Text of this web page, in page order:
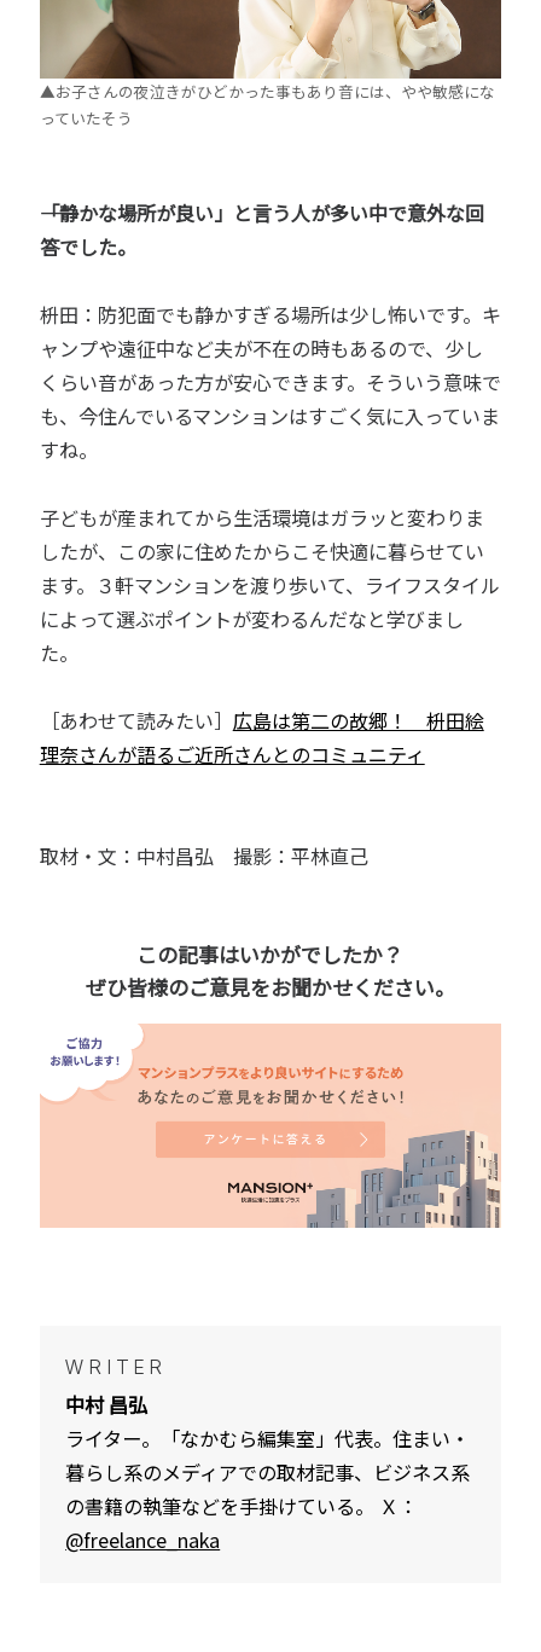
▲お子さんの夜泣きがひどかった事もあり音には、やや敏感にな
っていたそう
――「静かな場所が良い」と言う人が多い中で意外な回
答でした。
枡田：防犯面でも静かすぎる場所は少し怖いです。キ
ャンプや遠征中など夫が不在の時もあるので、少し
くらい音があった方が安心できます。そういう意味で
も、今住んでいるマンションはすごく気に入っていま
すね。
子どもが産まれてから生活環境はガラッと変わりま
したが、この家に住めたからこそ快適に暮らせてい
ます。３軒マンションを渡り歩いて、ライフスタイル
によって選ぶポイントが変わるんだなと学びまし
た。
［あわせて読みたい］ 広島は第二の故郷！ 枡田絵
理奈さんが語るご近所さんとのコミュニティ
取材・文：中村昌弘 撮影：平林直己
この記事はいかがでしたか？
ぜひ皆様のご意見をお聞かせください。
WRITER
中村 昌弘
ライター。「なかむら編集室」代表。住まい・
暮らし系のメディアでの取材記事、ビジネス系
の書籍の執筆などを手掛けている。 Ｘ：
@freelance_naka